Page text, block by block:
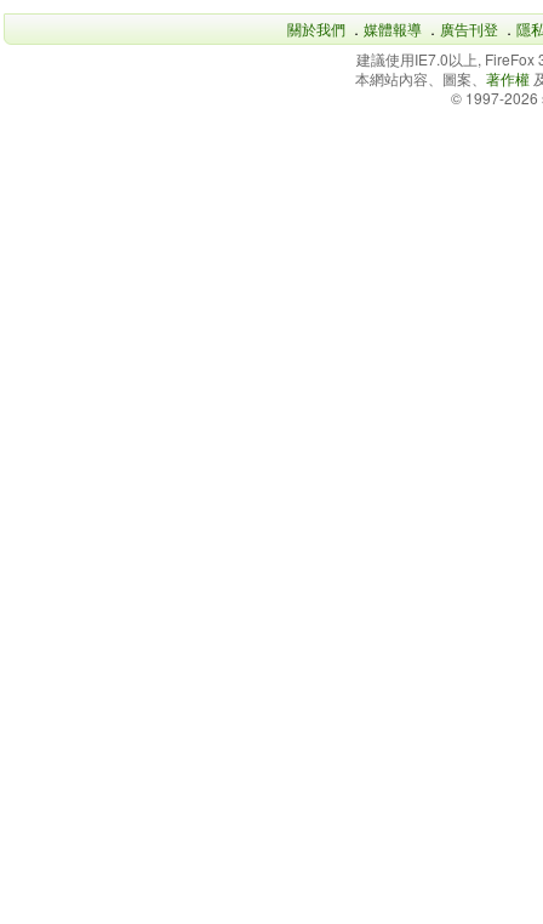
關於我們 ． 媒體報導 ． 廣告刊登 ． 隱
建議使用IE7.0以上,
本網站內容、圖案、 著作權
© 1997-2026